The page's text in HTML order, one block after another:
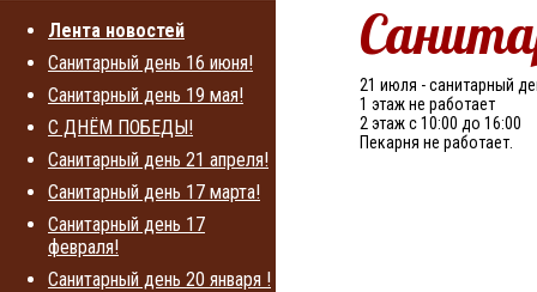
Лента новостей
Санитарный день 16 июня!
Санитарный день 19 мая!
С ДНЁМ ПОБЕДЫ!
Санитарный день 21 апреля!
Санитарный день 17 марта!
Санитарный день 17
февраля!
Санитарный день 20 января !
21 июля - санитарный
1 этаж не работает
2 этаж с 10:00 до 16:00
Пекарня не работает.